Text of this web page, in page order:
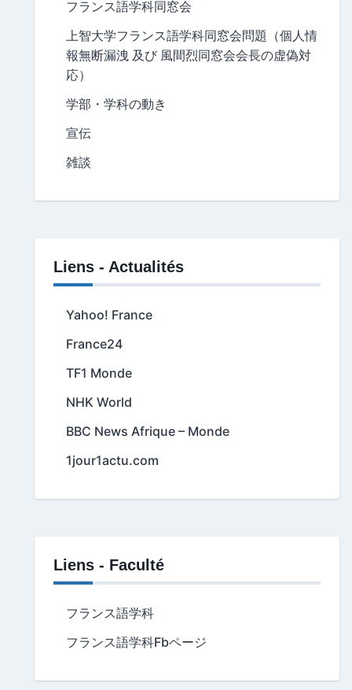
フランス語学科同窓会
上智大学フランス語学科同窓会問題（個人情
報無断漏洩 及び 風間烈同窓会会長の虚偽対
応）
学部・学科の動き
宣伝
雑談
Liens - Actualités
Yahoo! France
France24
TF1 Monde
NHK World
BBC News Afrique – Monde
1jour1actu.com
Liens - Faculté
フランス語学科
フランス語学科Fbページ